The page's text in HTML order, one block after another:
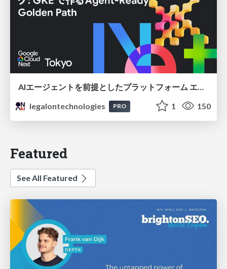
legalontechnologies
PRO 1 150
Featured
See All Featured